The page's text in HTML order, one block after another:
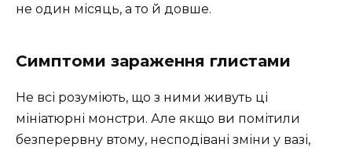
не один місяць, а то й довше.
Симптоми зараження глистами
Не всі розуміють, що з ними живуть ці
мініатюрні монстри. Але якщо ви помітили
безперервну втому, несподівані зміни у вазі,